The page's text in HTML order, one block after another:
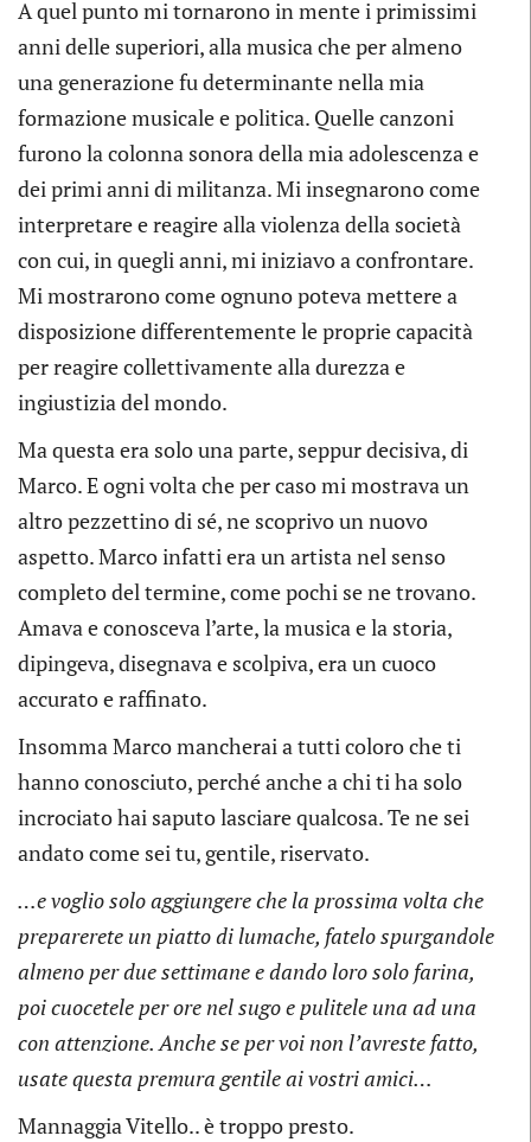
A quel punto mi tornarono in mente i primissimi
anni delle superiori, alla musica che per almeno
una generazione fu determinante nella mia
formazione musicale e politica. Quelle canzoni
furono la colonna sonora della mia adolescenza e
dei primi anni di militanza. Mi insegnarono come
interpretare e reagire alla violenza della società
con cui, in quegli anni, mi iniziavo a confrontare.
Mi mostrarono come ognuno poteva mettere a
disposizione differentemente le proprie capacità
per reagire collettivamente alla durezza e
ingiustizia del mondo.
Ma questa era solo una parte, seppur decisiva, di
Marco. E ogni volta che per caso mi mostrava un
altro pezzettino di sé, ne scoprivo un nuovo
aspetto. Marco infatti era un artista nel senso
completo del termine, come pochi se ne trovano.
Amava e conosceva l’arte, la musica e la storia,
dipingeva, disegnava e scolpiva, era un cuoco
accurato e raffinato.
Insomma Marco mancherai a tutti coloro che ti
hanno conosciuto, perché anche a chi ti ha solo
incrociato hai saputo lasciare qualcosa. Te ne sei
andato come sei tu, gentile, riservato.
…e voglio solo aggiungere che la prossima volta che
preparerete un piatto di lumache, fatelo spurgandole
almeno per due settimane e dando loro solo farina,
poi cuocetele per ore nel sugo e pulitele una ad una
con attenzione. Anche se per voi non l’avreste fatto,
usate questa premura gentile ai vostri amici…
Mannaggia Vitello.. è troppo presto.